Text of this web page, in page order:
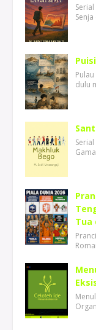
dulu
Tua